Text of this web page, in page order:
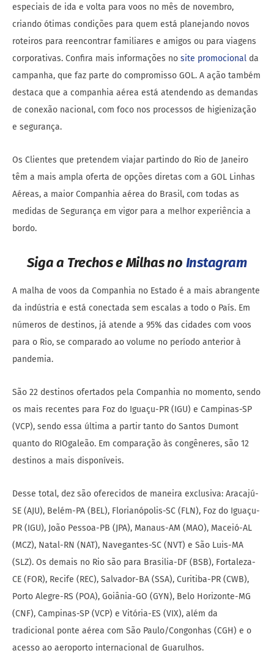
especiais de ida e volta para voos no mês de novembro,
criando ótimas condições para quem está planejando novos
roteiros para reencontrar familiares e amigos ou para viagens
corporativas. Confira mais informações no site promocional da
campanha, que faz parte do compromisso GOL. A ação também
destaca que a companhia aérea está atendendo as demandas
de conexão nacional, com foco nos processos de higienização
e segurança.
Os Clientes que pretendem viajar partindo do Rio de Janeiro
têm a mais ampla oferta de opções diretas com a GOL Linhas
Aéreas, a maior Companhia aérea do Brasil, com todas as
medidas de Segurança em vigor para a melhor experiência a
bordo.
Siga a Trechos e Milhas no Instagram
A malha de voos da Companhia no Estado é a mais abrangente
da indústria e está conectada sem escalas a todo o País. Em
números de destinos, já atende a 95% das cidades com voos
para o Rio, se comparado ao volume no período anterior à
pandemia.
São 22 destinos ofertados pela Companhia no momento, sendo
os mais recentes para Foz do Iguaçu-PR (IGU) e Campinas-SP
(VCP), sendo essa última a partir tanto do Santos Dumont
quanto do RIOgaleão. Em comparação às congêneres, são 12
destinos a mais disponíveis.
Desse total, dez são oferecidos de maneira exclusiva: Aracajú-
SE (AJU), Belém-PA (BEL), Florianópolis-SC (FLN), Foz do Iguaçu-
PR (IGU), João Pessoa-PB (JPA), Manaus-AM (MAO), Maceió-AL
(MCZ), Natal-RN (NAT), Navegantes-SC (NVT) e São Luis-MA
(SLZ). Os demais no Rio são para Brasilia-DF (BSB), Fortaleza-
CE (FOR), Recife (REC), Salvador-BA (SSA), Curitiba-PR (CWB),
Porto Alegre-RS (POA), Goiânia-GO (GYN), Belo Horizonte-MG
(CNF), Campinas-SP (VCP) e Vitória-ES (VIX), além da
tradicional ponte aérea com São Paulo/Congonhas (CGH) e o
acesso ao aeroporto internacional de Guarulhos.